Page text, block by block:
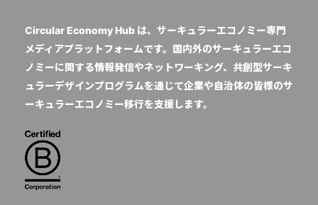
Circular Economy Hub は、サーキュラーエコノミー専門
メディアプラットフォームです。国内外のサーキュラーエコ
ノミーに関する情報発信やネットワーキング、共創型サーキ
ュラーデザインプログラムを通じて企業や自治体の皆様のサ
ーキュラーエコノミー移行を支援します。